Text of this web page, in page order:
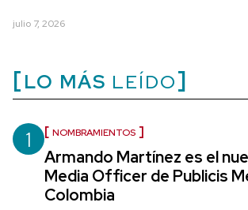
julio 7, 2026
LO MÁS LEÍDO
1 NOMBRAMIENTOS
Armando Martínez es el
Media Officer de Publicis
Colombia